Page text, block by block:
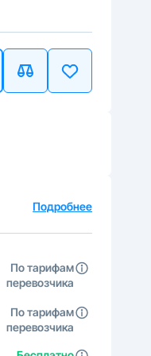
Подробнее
По тарифам
перевозчика
По тарифам
перевозчика